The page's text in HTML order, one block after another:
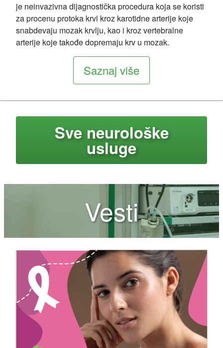
je neinvazivna dijagnostička procedura koja se koristi
za procenu protoka krvi kroz karotidne arterije koje
snabdevaju mozak krvlju, kao i kroz vertebralne
arterije koje takođe dopremaju krv u mozak.
Saznaj više
Sve neurološke
usluge
Vesti